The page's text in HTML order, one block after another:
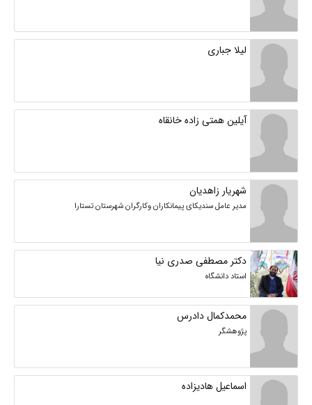
لیلا جباری
آیلین همتی زاده خانقاه
شهریار زاهدیان
مدیر عامل سندیکای پیمانکاران وکارگران شهرستان تستارا
دکتر مصطفی صدری نیا
استاد دانشگاه
محمدکمال دادرس
پژوهشگر
اسماعیل هادیزاده